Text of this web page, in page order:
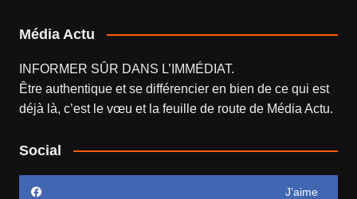
Média Actu
INFORMER SÛR DANS L’IMMÉDIAT.
Être authentique et se différencier en bien de ce qui est
déjà là, c’est le vœu et la feuille de route de Média Actu.
Social
J’aime